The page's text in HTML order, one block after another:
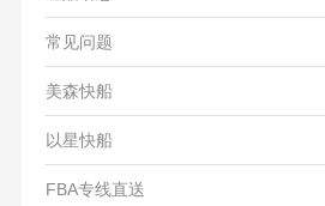
常见问题
美森快船
以星快船
FBA专线直送